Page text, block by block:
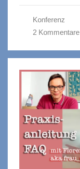
Konferenz
2 Kommentare